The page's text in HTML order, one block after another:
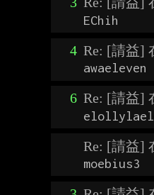
EChih
4 Re: [請益]
awaeleven
6 Re: [請益]
Re: [請益]
moebius3